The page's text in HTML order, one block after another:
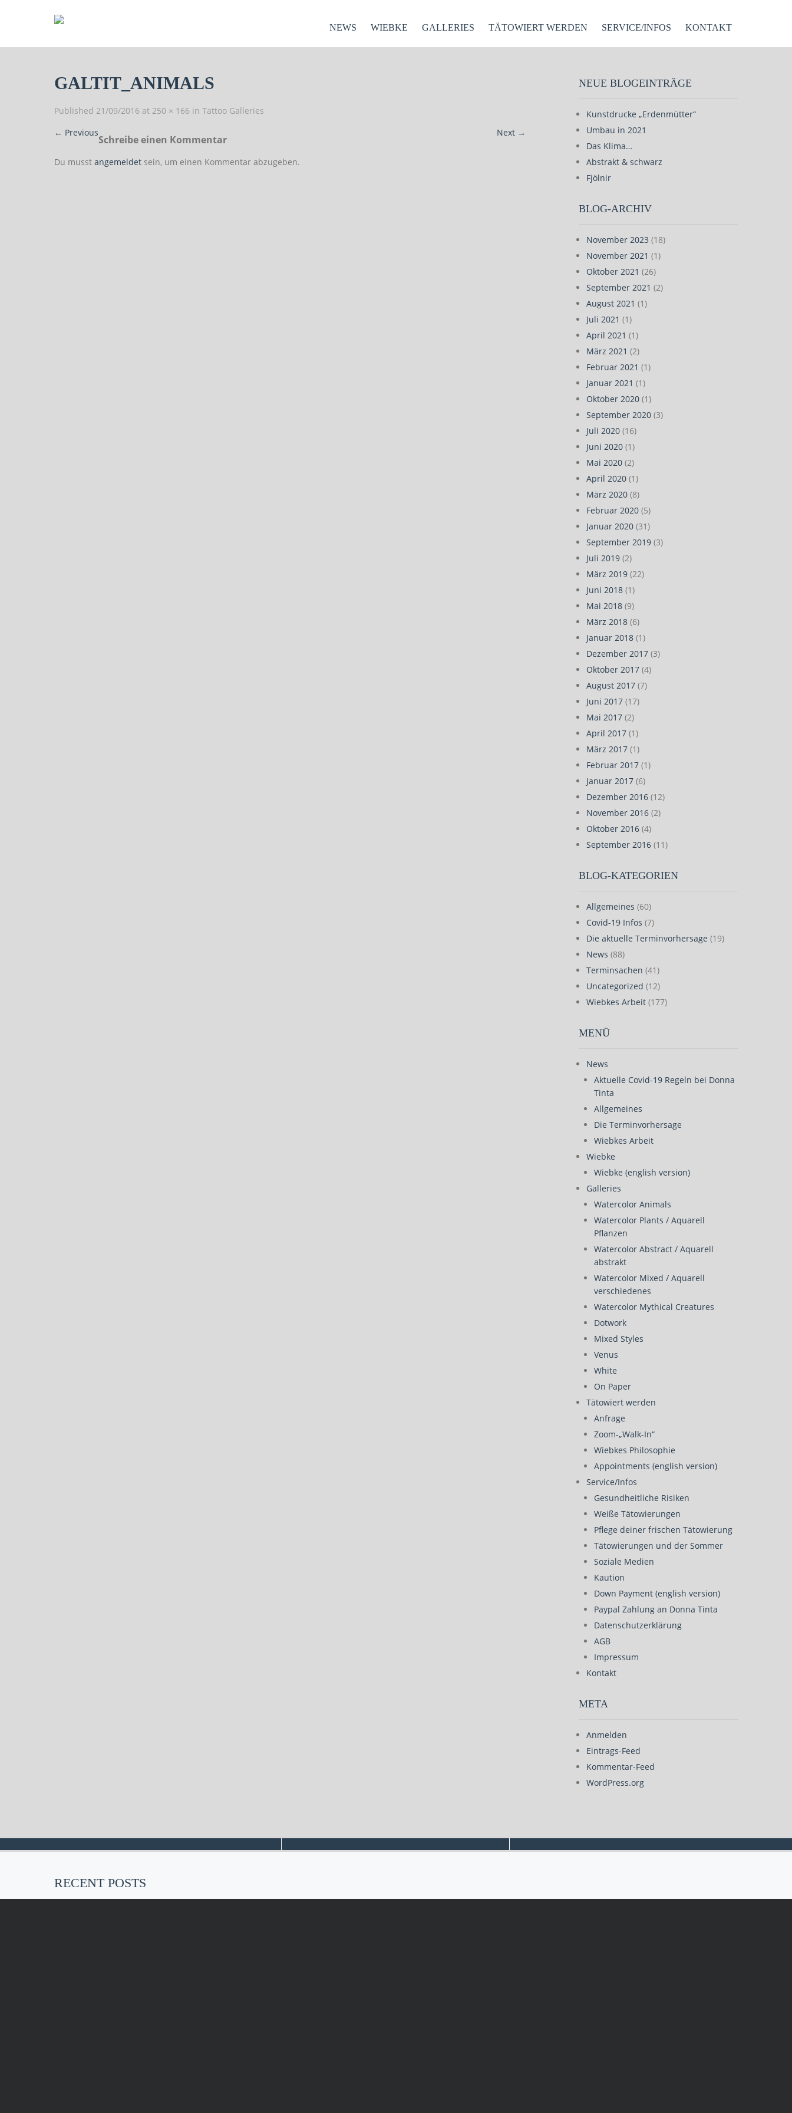
NEWS WIEBKE GALLERIES TÄTOWIERT WERDEN SERVICE/INFOS KONTAKT
GALTIT_ANIMALS
Published 21/09/2016 at 250 × 166 in Tattoo Galleries
← Previous Next →
Schreibe einen Kommentar
Du musst angemeldet sein, um einen Kommentar abzugeben.
NEUE BLOGEINTRÄGE
Kunstdrucke „Erdenmütter“
Umbau in 2021
Das Klima…
Abstrakt & schwarz
Fjölnir
BLOG-ARCHIV
November 2023 (18)
November 2021 (1)
Oktober 2021 (26)
September 2021 (2)
August 2021 (1)
Juli 2021 (1)
April 2021 (1)
März 2021 (2)
Februar 2021 (1)
Januar 2021 (1)
Oktober 2020 (1)
September 2020 (3)
Juli 2020 (16)
Juni 2020 (1)
Mai 2020 (2)
April 2020 (1)
März 2020 (8)
Februar 2020 (5)
Januar 2020 (31)
September 2019 (3)
Juli 2019 (2)
März 2019 (22)
Juni 2018 (1)
Mai 2018 (9)
März 2018 (6)
Januar 2018 (1)
Dezember 2017 (3)
Oktober 2017 (4)
August 2017 (7)
Juni 2017 (17)
Mai 2017 (2)
April 2017 (1)
März 2017 (1)
Februar 2017 (1)
Januar 2017 (6)
Dezember 2016 (12)
November 2016 (2)
Oktober 2016 (4)
September 2016 (11)
BLOG-KATEGORIEN
Allgemeines (60)
Covid-19 Infos (7)
Die aktuelle Terminvorhersage (19)
News (88)
Terminsachen (41)
Uncategorized (12)
Wiebkes Arbeit (177)
MENÜ
News
Aktuelle Covid-19 Regeln bei Donna
Tinta
Allgemeines
Die Terminvorhersage
Wiebkes Arbeit
Wiebke
Wiebke (english version)
Galleries
Watercolor Animals
Watercolor Plants / Aquarell
Pflanzen
Watercolor Abstract / Aquarell
abstrakt
Watercolor Mixed / Aquarell
verschiedenes
Watercolor Mythical Creatures
Dotwork
Mixed Styles
Venus
White
On Paper
Tätowiert werden
Anfrage
Zoom-„Walk-In“
Wiebkes Philosophie
Appointments (english version)
Service/Infos
Gesundheitliche Risiken
Weiße Tätowierungen
Pflege deiner frischen Tätowierung
Tätowierungen und der Sommer
Soziale Medien
Kaution
Down Payment (english version)
Paypal Zahlung an Donna Tinta
Datenschutzerklärung
AGB
Impressum
Kontakt
META
Anmelden
Eintrags-Feed
Kommentar-Feed
WordPress.org
RECENT POSTS